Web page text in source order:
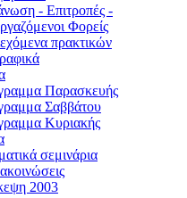
- Επιτροπές -
Φορείς
πρακτικών
Παρασκευής
Σαββάτου
Κυριακής
σεμινάρια
2003